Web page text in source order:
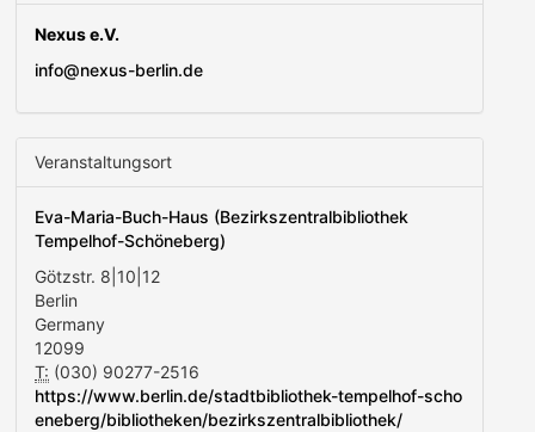
Nexus e.V.
info@nexus-berlin.de
Veranstaltungsort
Eva-Maria-Buch-Haus (Bezirkszentralbibliothek
Tempelhof-Schöneberg)
Götzstr. 8|10|12
Berlin
Germany
12099
T: (030) 90277-2516
https://www.berlin.de/stadtbibliothek-tempelhof-scho
eneberg/bibliotheken/bezirkszentralbibliothek/